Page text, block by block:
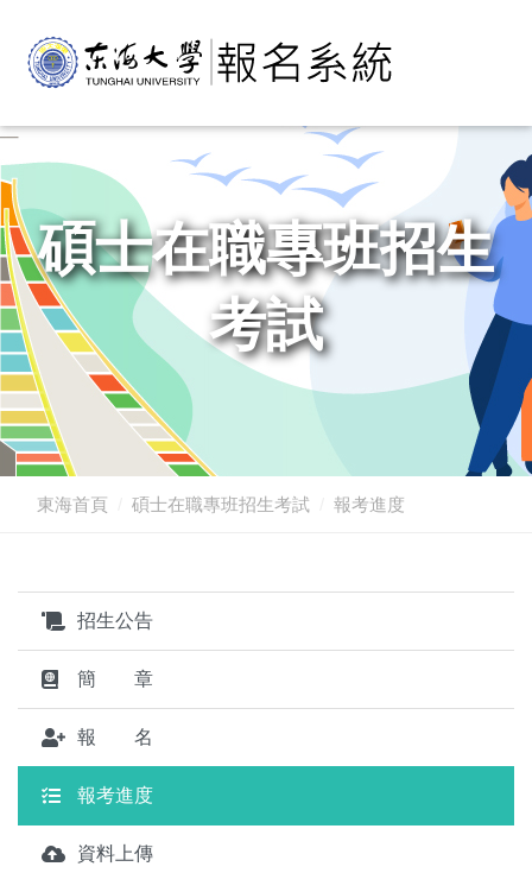
碩士在職專班招生
考試
東海首頁 碩士在職專班招生考試 報考進度
招生公告
簡 章
報 名
報考進度
資料上傳